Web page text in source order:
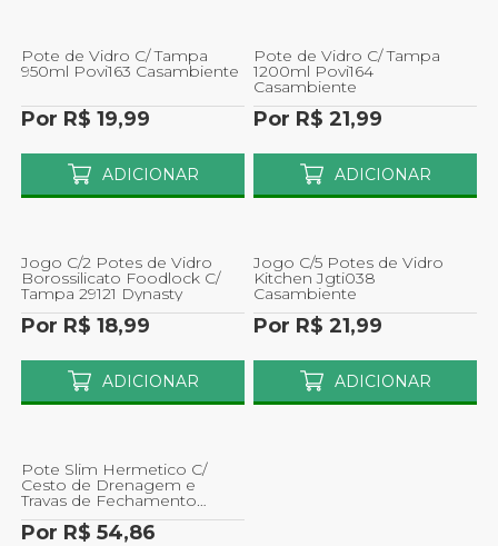
Pote de Vidro C/ Tampa
950ml Povi163 Casambiente
Por R$ 19,99
ADICIONAR
Pote de Vidro C/ Tampa
1200ml Povi164
Casambiente
Por R$ 21,99
ADICIONAR
Jogo C/2 Potes de Vidro
Borossilicato Foodlock C/
Tampa 29121 Dynasty
Por R$ 18,99
ADICIONAR
Jogo C/5 Potes de Vidro
Kitchen Jgti038
Casambiente
Por R$ 21,99
ADICIONAR
Pote Slim Hermetico C/
Cesto de Drenagem e
Travas de Fechamento
Branco 4.470ml Paramount
Por R$ 54,86